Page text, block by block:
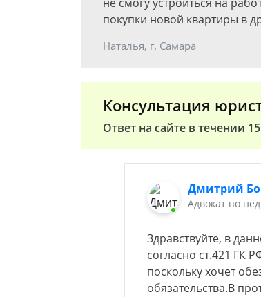
покупки новой квартиры в
Наталья, г. Самара
Консультация
Ответ на сайте в течении
Дмитрий
Адвокат по
Здравствуйте, в
согласно ст.421 ГК
поскольку хочет
обязательства.В